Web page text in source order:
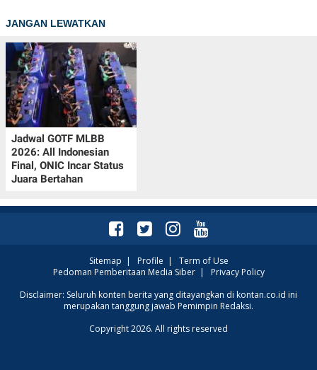
JANGAN LEWATKAN
Jadwal GOTF MLBB
2026: All Indonesian
Final, ONIC Incar Status
Juara Bertahan
Sitemap Profile
Term of Use
Pedoman Pemberitaan Media Siber| Privacy Policy
Disclaimer: Seluruh konten berita yang ditayangkan di kontan.co.id ini
merupakan tanggung jawab Pemimpin Redaksi.
Copyright 2026. All rights reserved